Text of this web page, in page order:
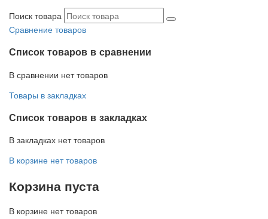
Поиск товара
Сравнение товаров
Список товаров в сравнении
В сравнении нет товаров
Товары в закладках
Список товаров в закладках
В закладках нет товаров
В корзине нет товаров
Корзина пуста
В корзине нет товаров